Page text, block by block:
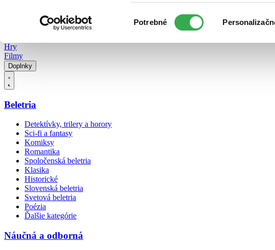
súhlasu
Potrebné
Hry
Filmy
Doplnky
Beletria
Detektívky, trilery a horory
Sci-fi a fantasy
Komiksy
Romantika
Spoločenská beletria
Klasika
Historické
Slovenská beletria
Svetová beletria
Poézia
Ďalšie kategórie
Náučná a odborná